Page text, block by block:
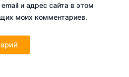
и адрес сайта в этом
моих комментариев.